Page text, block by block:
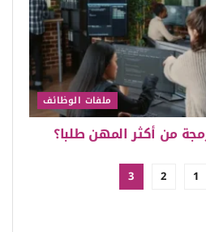
ملفات الوظائف
من أكثر المهن طلبا؟
1
2
3